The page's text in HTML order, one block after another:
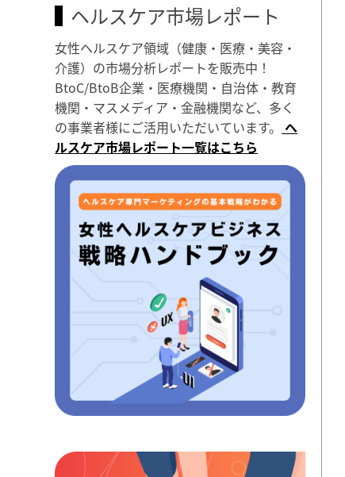
ヘルスケア市場レポート
女性ヘルスケア領域（健康・医療・美容・
介護）の市場分析レポートを販売中！
BtoC/BtoB企業・医療機関・自治体・教育
機関・マスメディア・金融機関など、多く
の事業者様にご活用いただいています。 ヘ
ルスケア市場レポート一覧はこちら